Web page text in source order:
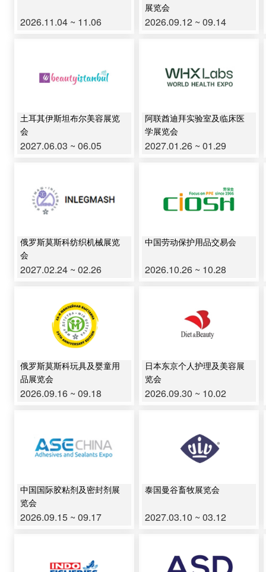
2026.11.04 ~ 11.06
展览会
2026.09.12 ~ 09.14
土耳其伊斯坦布尔美容展览
会
2027.06.03 ~ 06.05
阿联酋迪拜实验室及临床医
学展览会
2027.01.26 ~ 01.29
俄罗斯莫斯科纺织机械展览
会
2027.02.24 ~ 02.26
中国劳动保护用品交易会
2026.10.26 ~ 10.28
俄罗斯莫斯科玩具及婴童用
品展览会
2026.09.16 ~ 09.18
日本东京个人护理及美容展
览会
2026.09.30 ~ 10.02
中国国际胶粘剂及密封剂展
览会
2026.09.15 ~ 09.17
泰国曼谷畜牧展览会
2027.03.10 ~ 03.12